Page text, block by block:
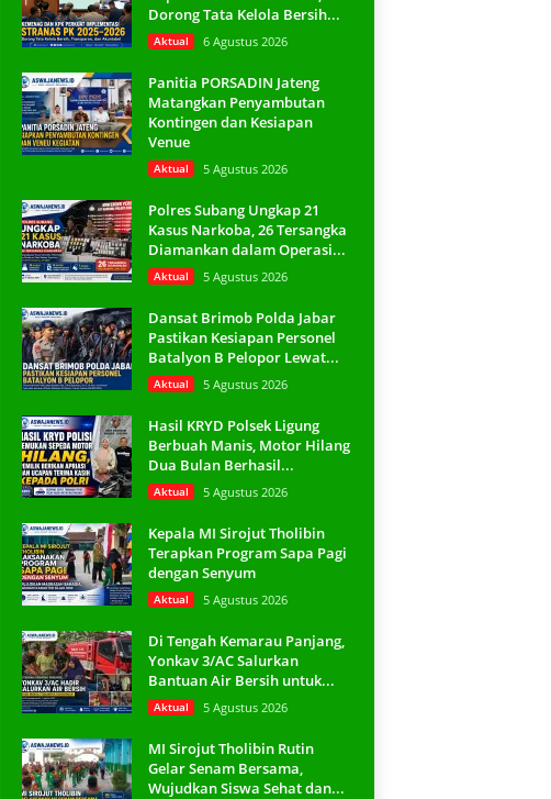
Dorong Tata Kelola Bersih...
Aktual 6 Agustus 2026
Panitia PORSADIN Jateng
Matangkan Penyambutan
Kontingen dan Kesiapan
Venue
Aktual 5 Agustus 2026
Polres Subang Ungkap 21
Kasus Narkoba, 26 Tersangka
Diamankan dalam Operasi...
Aktual 5 Agustus 2026
Dansat Brimob Polda Jabar
Pastikan Kesiapan Personel
Batalyon B Pelopor Lewat...
Aktual 5 Agustus 2026
Hasil KRYD Polsek Ligung
Berbuah Manis, Motor Hilang
Dua Bulan Berhasil...
Aktual 5 Agustus 2026
Kepala MI Sirojut Tholibin
Terapkan Program Sapa Pagi
dengan Senyum
Aktual 5 Agustus 2026
Di Tengah Kemarau Panjang,
Yonkav 3/AC Salurkan
Bantuan Air Bersih untuk...
Aktual 5 Agustus 2026
MI Sirojut Tholibin Rutin
Gelar Senam Bersama,
Wujudkan Siswa Sehat dan...